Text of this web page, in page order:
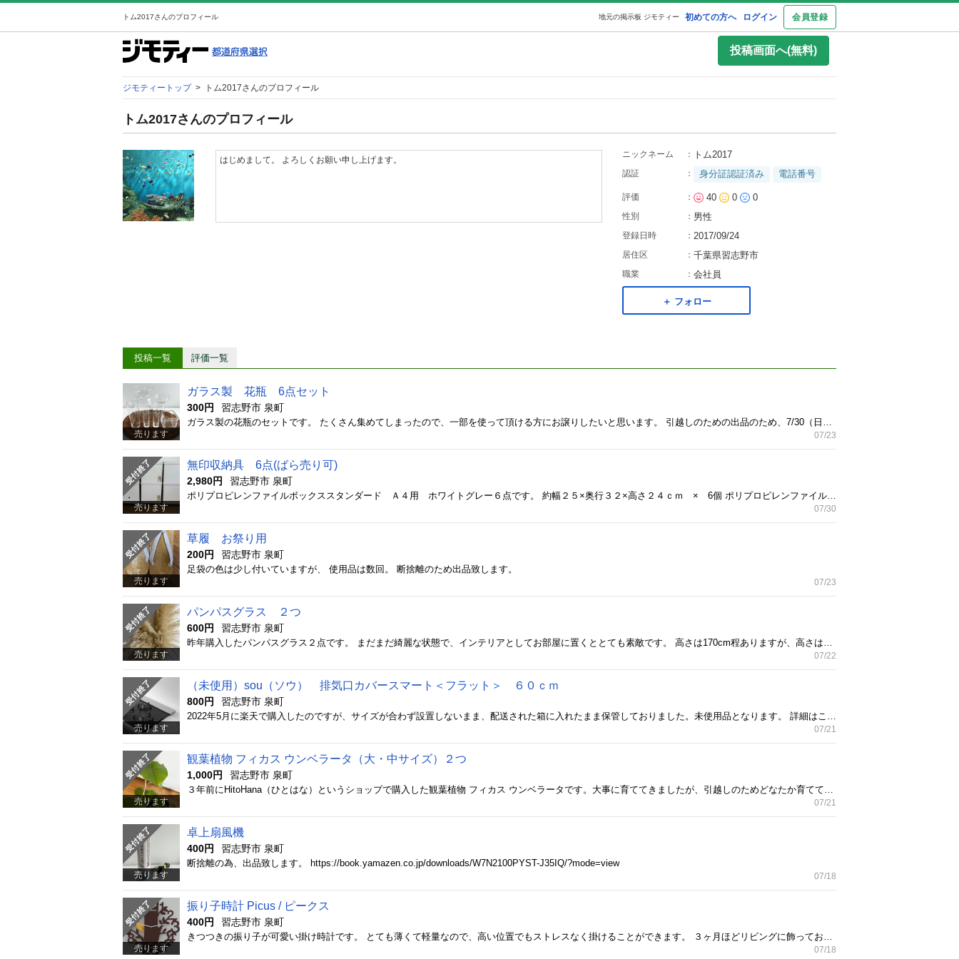
トム2017さんのプロフィール 初めての方へ ログイン 会員登録
地元の掲示板 ジモティー
投稿画面へ(無料)
ジモティートップ > トム2017さんのプロフィール
トム2017さんのプロフィール
はじめまして。 よろしくお願い申し上げます。
ニックネーム ： トム2017
認証 ： 身分証認証済み 電話番号
評価 ： 40 0 0
性別 ： 男性
登録日時 ： 2017/09/24
居住区 ： 千葉県習志野市
職業 ： 会社員
＋ フォロー
投稿一覧 評価一覧
売ります
ガラス製 花瓶 6点セット
300円 習志野市 泉町
07/23
売ります
無印収納具 6点(ばら売り可)
2,980円 習志野市 泉町
07/30
売ります
草履 お祭り用
200円 習志野市 泉町
足袋の色は少し付いていますが、 使用品は数回。 断捨離のため出品致します。
07/23
売ります
パンパスグラス ２つ
600円 習志野市 泉町
07/22
売ります
（未使用）sou（ソウ） 排気口カバースマート＜フラット＞ ６０ｃｍ
800円 習志野市 泉町
07/21
売ります
観葉植物 フィカス ウンベラータ（大・中サイズ）２つ
1,000円 習志野市 泉町
07/21
売ります
卓上扇風機
400円 習志野市 泉町
断捨離の為、出品致します。 https://book.yamazen.co.jp/downloads/W7N2100PYST-J35IQ/?mode=view
07/18
売ります
振り子時計 Picus / ピークス
400円 習志野市 泉町
07/18